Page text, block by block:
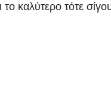
καλύτερο τότε